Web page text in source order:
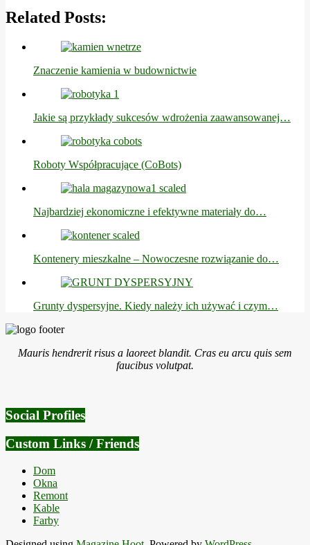
Related Posts:
Znaczenie kamienia w budownictwie
Jakie są przykłady sukcesów wdrożenia zaawansowanej…
Roboty Współpracujące (CoBots)
Najbardziej ekonomiczne i efektywne materiały do…
Kontenery mieszkalne – Nowoczesne rozwiązanie do…
Grunty dyspersyjne. Kiedy należy ich używać i czym…
2017-
Mauris hendrerit risus a laoreet blandit. Cras eu arcu quis sem
faucibus volutpat.
Social Profiles
Custom Links / Friends
Dom
Okna
Remont
Kable
Farby